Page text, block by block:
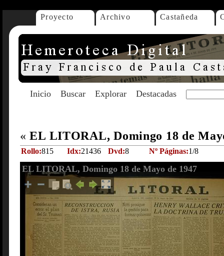
Proyecto Archivo Castañeda
Inicio Buscar Explorar Destacadas
« EL LITORAL, Domingo 18 de
Rollo:815 Idx:21436 Dvd:8 Nº Páginas:1/8
EL LITORAL, Domingo 18 de Mayo de 1947